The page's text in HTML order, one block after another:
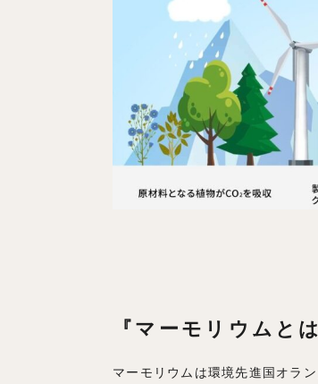
『マーモリウムと
マーモリウムは環境先進国オラ